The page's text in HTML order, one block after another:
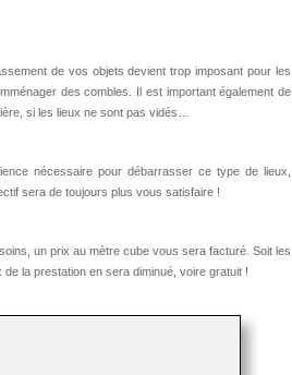
de vos objets devient trop imposant pour les
des combles. Il est important également de
si les lieux ne sont pas vidés…
nécessaire pour débarrasser ce type de lieux,
sera de toujours plus vous satisfaire !
un prix au mètre cube vous sera facturé. Soit les
la prestation en sera diminué, voire gratuit !